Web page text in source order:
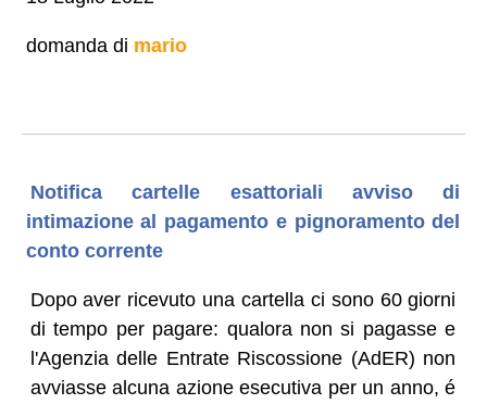
domanda di mario
Notifica cartelle esattoriali avviso di
intimazione al pagamento e pignoramento del
conto corrente
Dopo aver ricevuto una cartella ci sono 60 giorni
di tempo per pagare: qualora non si pagasse e
l'Agenzia delle Entrate Riscossione (AdER) non
avviasse alcuna azione esecutiva per un anno, é